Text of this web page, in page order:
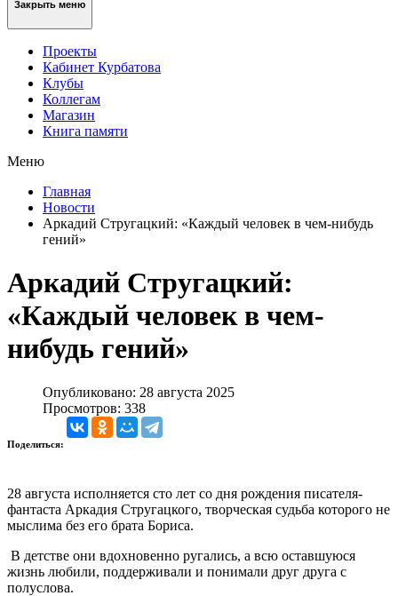
Закрыть меню
Проекты
Кабинет Курбатова
Клубы
Коллегам
Магазин
Книга памяти
Меню
Главная
Новости
Аркадий Стругацкий: «Каждый человек в чем-нибудь
гений»
Аркадий Стругацкий:
«Каждый человек в чем-
нибудь гений»
Опубликовано: 28 августа 2025
Просмотров: 338
Поделиться:
28 августа исполняется сто лет со дня рождения писателя-
фантаста Аркадия Стругацкого, творческая судьба которого не
мыслима без его брата Бориса.
В детстве они вдохновенно ругались, а всю оставшуюся
жизнь любили, поддерживали и понимали друг друга с
полуслова.